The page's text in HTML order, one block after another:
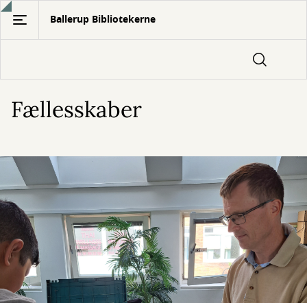
Gå
hovedindhold
Ballerup Bibliotekerne
Fællesskaber